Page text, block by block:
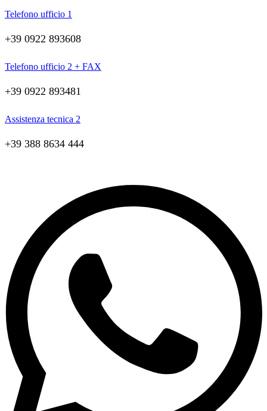
Telefono ufficio 1
+39 0922 893608
Telefono ufficio 2 + FAX
+39 0922 893481
Assistenza tecnica 2
+39 388 8634 444